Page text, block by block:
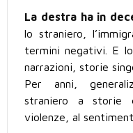
La destra ha in
lo straniero,
termini negativi. E
narrazioni, storie
Per anni,
straniero a storie
violenze, al